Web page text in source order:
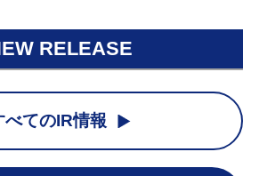
RELEASE
べてのIR情報